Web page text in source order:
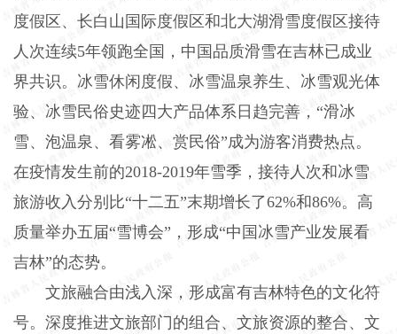
度假区、长白山国际度假区和北大湖滑雪度假区接待
人次连续5年领跑全国，中国品质滑雪在吉林已成业
界共识。冰雪休闲度假、冰雪温泉养生、冰雪观光体
验、冰雪民俗史迹四大产品体系日趋完善，“滑冰
雪、泡温泉、看雾凇、赏民俗”成为游客消费热点。
在疫情发生前的2018-2019年雪季，接待人次和冰雪
旅游收入分别比“十二五”末期增长了62%和86%。高
质量举办五届“雪博会”，形成“中国冰雪产业发展看
吉林”的态势。
文旅融合由浅入深，形成富有吉林特色的文化符
号。深度推进文旅部门的组合、文旅资源的整合、文